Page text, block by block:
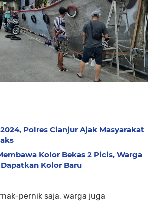
Polres Cianjur Ajak Masyarakat
Kolor Bekas 2 Picis, Warga
Kolor Baru
pernik saja, warga juga